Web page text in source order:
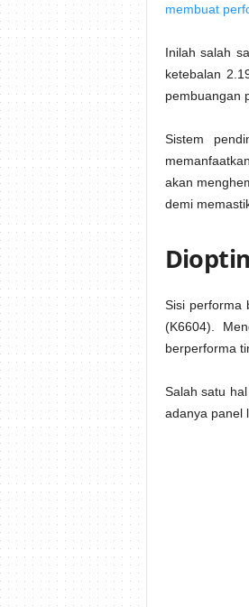
membuat
Inilah salah
ketebalan
pembuangan
Sistem
akan
demi
Sisi performa
(K6604).
berperforma
Salah satu
adanya panel